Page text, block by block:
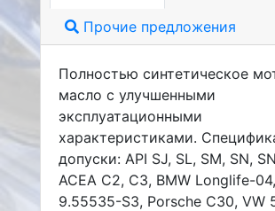
Прочие предложения
Полностью синтетическое
масло с улучшенными
эксплуатационными
характеристиками.
допуски: API SJ, SL, SM, SN,
ACEA C2, C3, BMW Longlife-
9.55535-S3, Porsche C30, VW